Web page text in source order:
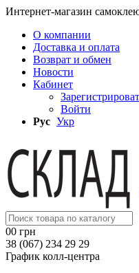
Интернет-магазин
О компании
Доставка и оплата
Возврат и обмен
Новости
Кабинет
Войти
Рус Укр
00 грн
38 (067) 234 29 29
График колл-центра